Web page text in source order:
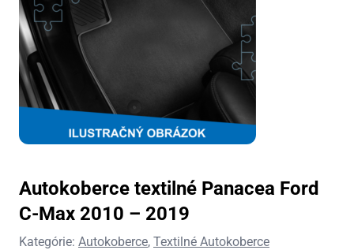
Autokoberce textilné Panacea Ford
C-Max 2010 – 2019
Kategórie: Autokoberce, Textilné Autokoberce